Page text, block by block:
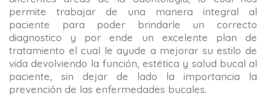
permite trabajar de una manera integral al
paciente para poder brindarle un correcto
diagnostico y por ende un excelente plan de
tratamiento el cual le ayude a mejorar su estilo de
vida devolviendo la función, estética y salud bucal al
paciente, sin dejar de lado la importancia la
prevención de las enfermedades bucales.